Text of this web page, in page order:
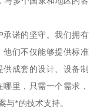
承诺的坚守。我们拥有
他们不仅能够提供标准
成套的设计、设备制
里，只需一个需求，
与*的技术支持。